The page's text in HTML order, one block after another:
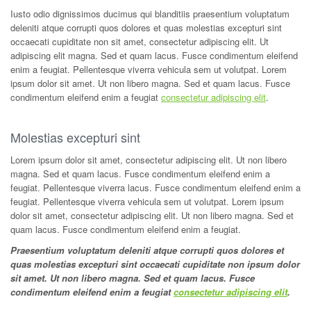
Iusto odio dignissimos ducimus qui blanditiis praesentium voluptatum
deleniti atque corrupti quos dolores et quas molestias excepturi sint
occaecati cupiditate non sit amet, consectetur adipiscing elit. Ut
adipiscing elit magna. Sed et quam lacus. Fusce condimentum eleifend
enim a feugiat. Pellentesque viverra vehicula sem ut volutpat. Lorem
ipsum dolor sit amet. Ut non libero magna. Sed et quam lacus. Fusce
condimentum eleifend enim a feugiat consectetur adipiscing elit.
Molestias excepturi sint
Lorem ipsum dolor sit amet, consectetur adipiscing elit. Ut non libero
magna. Sed et quam lacus. Fusce condimentum eleifend enim a
feugiat. Pellentesque viverra lacus. Fusce condimentum eleifend enim a
feugiat. Pellentesque viverra vehicula sem ut volutpat. Lorem ipsum
dolor sit amet, consectetur adipiscing elit. Ut non libero magna. Sed et
quam lacus. Fusce condimentum eleifend enim a feugiat.
Praesentium voluptatum deleniti atque corrupti quos dolores et
quas molestias excepturi sint occaecati cupiditate non ipsum dolor
sit amet. Ut non libero magna. Sed et quam lacus. Fusce
condimentum eleifend enim a feugiatconsectetur adipiscing elit.